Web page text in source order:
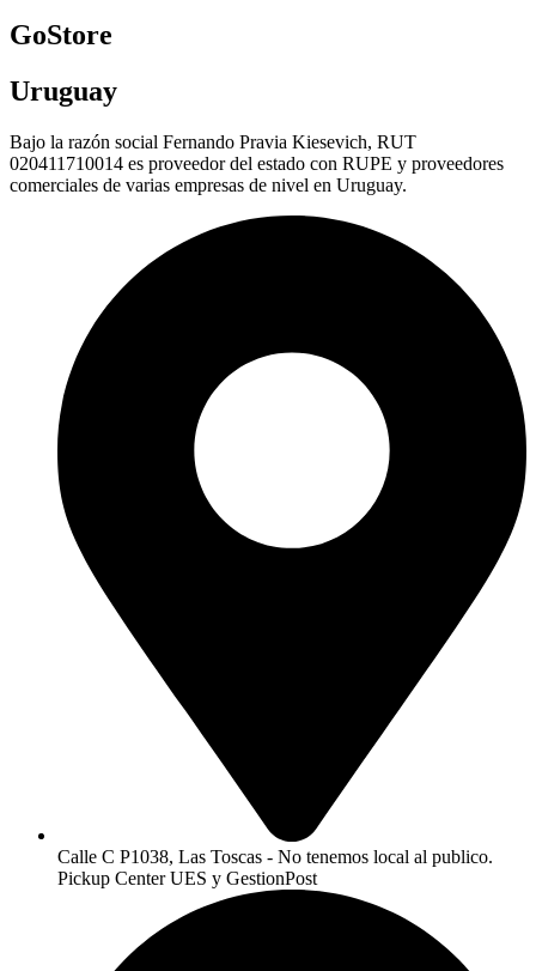
GoStore
Uruguay
Bajo la razón social Fernando Pravia Kiesevich, RUT
020411710014 es proveedor del estado con RUPE y proveedores
comerciales de varias empresas de nivel en Uruguay.
Calle C P1038, Las Toscas - No tenemos local al publico.
Pickup Center UES y GestionPost